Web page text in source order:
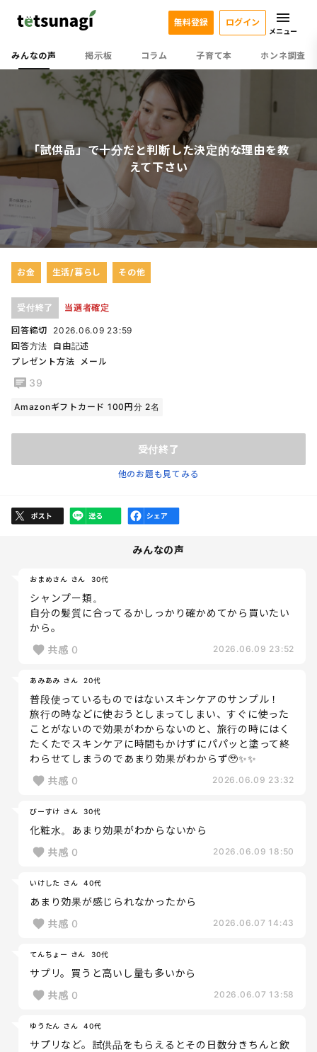
みんなの声 掲示板 コラム 子育て本 ホンネ調査
無料登録 ログイン
メニュー
「試供品」で十分だと判断した決定的な理由を教
えて下さい
お金 生活/暮らし その他
受付終了 当選者確定
回答締切
2026.06.09 23:59
回答方法
自由記述
プレゼント方法
メール
39
Amazonギフトカード 100円分 2名
受付終了
他のお題も見てみる
みんなの声
おまめさん さん 30代
シャンプー類。
自分の髪質に合ってるかしっかり確かめてから買いたい
から。
共感 0 2026.06.09 23:52
あみあみ さん 20代
普段使っているものではないスキンケアのサンプル！
旅行の時などに使おうとしまってしまい、すぐに使った
ことがないので効果がわからないのと、旅行の時にはく
たくたでスキンケアに時間もかけずにパパッと塗って終
わらせてしまうのであまり効果がわからず🥹✨✨
共感 0 2026.06.09 23:32
びーすけ さん 30代
化粧水。あまり効果がわからないから
共感 0 2026.06.09 18:50
いけした さん 40代
あまり効果が感じられなかったから
共感 0 2026.06.07 14:43
てんちょー さん 30代
サプリ。買うと高いし量も多いから
共感 0 2026.06.07 13:58
ゆうたん さん 40代
サプリなど。試供品をもらえるとその日数分きちんと飲